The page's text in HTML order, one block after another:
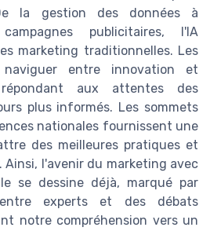
la gestion des données à
publicitaires, l'IA
marketing traditionnelles. Les
naviguer entre innovation et
aux attentes des
plus informés. Les sommets
nationales fournissent une
des meilleures pratiques et
Ainsi, l'avenir du marketing avec
se dessine déjà, marqué par
experts et des débats
notre compréhension vers un